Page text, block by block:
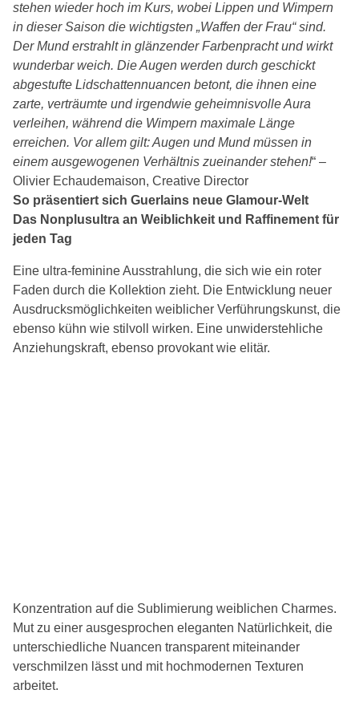
stehen wieder hoch im Kurs, wobei Lippen und Wimpern
in dieser Saison die wichtigsten „Waffen der Frau“ sind.
Der Mund erstrahlt in glänzender Farbenpracht und wirkt
wunderbar weich. Die Augen werden durch geschickt
abgestufte Lidschattennuancen betont, die ihnen eine
zarte, verträumte und irgendwie geheimnisvolle Aura
verleihen, während die Wimpern maximale Länge
erreichen. Vor allem gilt: Augen und Mund müssen in
einem ausgewogenen Verhältnis zueinander stehen!“ –
Olivier Echaudemaison, Creative Director
So präsentiert sich Guerlains neue Glamour-Welt
Das Nonplusultra an Weiblichkeit und Raffinement für
jeden Tag
Eine ultra-feminine Ausstrahlung, die sich wie ein roter
Faden durch die Kollektion zieht. Die Entwicklung neuer
Ausdrucksmöglichkeiten weiblicher Verführungskunst, die
ebenso kühn wie stilvoll wirken. Eine unwiderstehliche
Anziehungskraft, ebenso provokant wie elitär.
Konzentration auf die Sublimierung weiblichen Charmes.
Mut zu einer ausgesprochen eleganten Natürlichkeit, die
unterschiedliche Nuancen transparent miteinander
verschmilzen lässt und mit hochmodernen Texturen
arbeitet.